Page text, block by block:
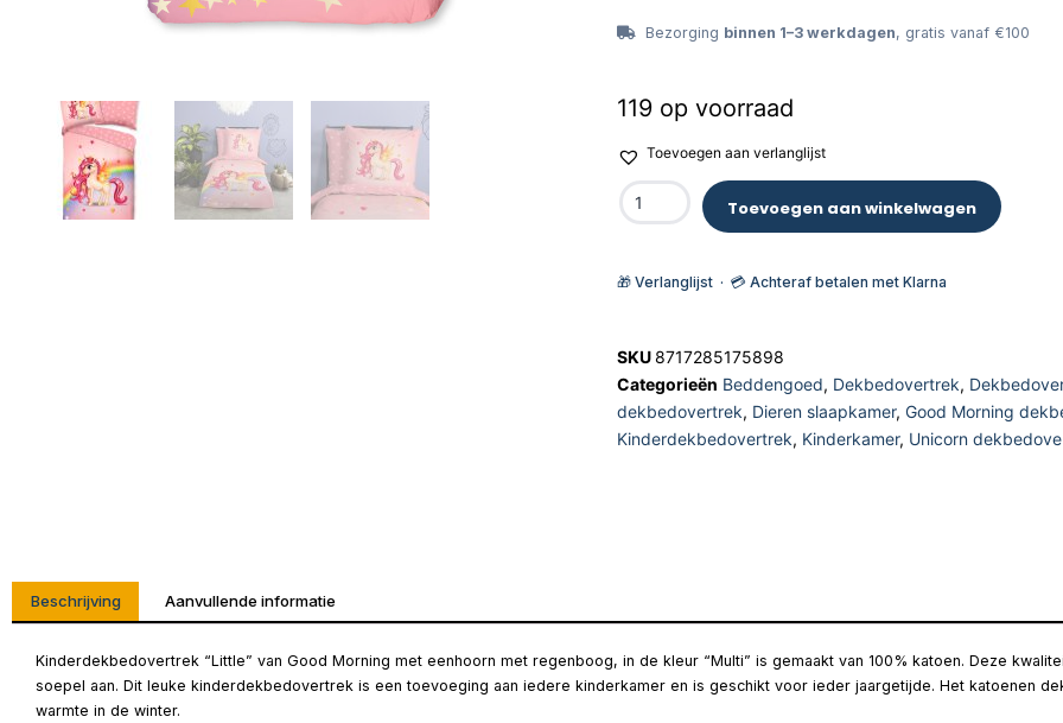
Bezorging binnen 1–3 werkdagen, gratis vanaf €100
119 op voorraad
Toevoegen aan verlanglijst
Toevoegen aan winkelwagen
🎁 Verlanglijst · 💳 Achteraf betalen met Klarna
SKU8717285175898
Categorieën Beddengoed, Dekbedovertrek,
dekbedovertrek, Dieren slaapkamer, Good Morning
Kinderdekbedovertrek, Kinderkamer, Unicorn
Beschrijving Aanvullende informatie
Kinderdekbedovertrek “Little” van Good Morning met eenhoorn met regenboog, in de kleur “Multi” is gemaakt van 100% katoen. Deze
soepel aan. Dit leuke kinderdekbedovertrek is een toevoeging aan iedere kinderkamer en is geschikt voor ieder jaargetijde. Het katoenen
warmte in de winter.